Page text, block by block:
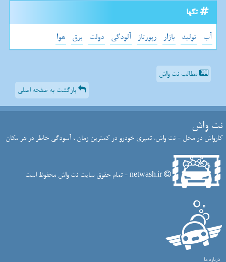
تگها
آب تولید بازار رپورتاژ آلودگی دولت برق هوا
مطالب نت واش
بازگشت به صفحه اصلی
نت واش
کارواش در محل - نت واش: تمیزی خودرو در کمترین زمان ، آسودگی خاطر در هر مکان
netwash.ir - تمام حقوق سایت نت واش محفوظ است
درباره ما